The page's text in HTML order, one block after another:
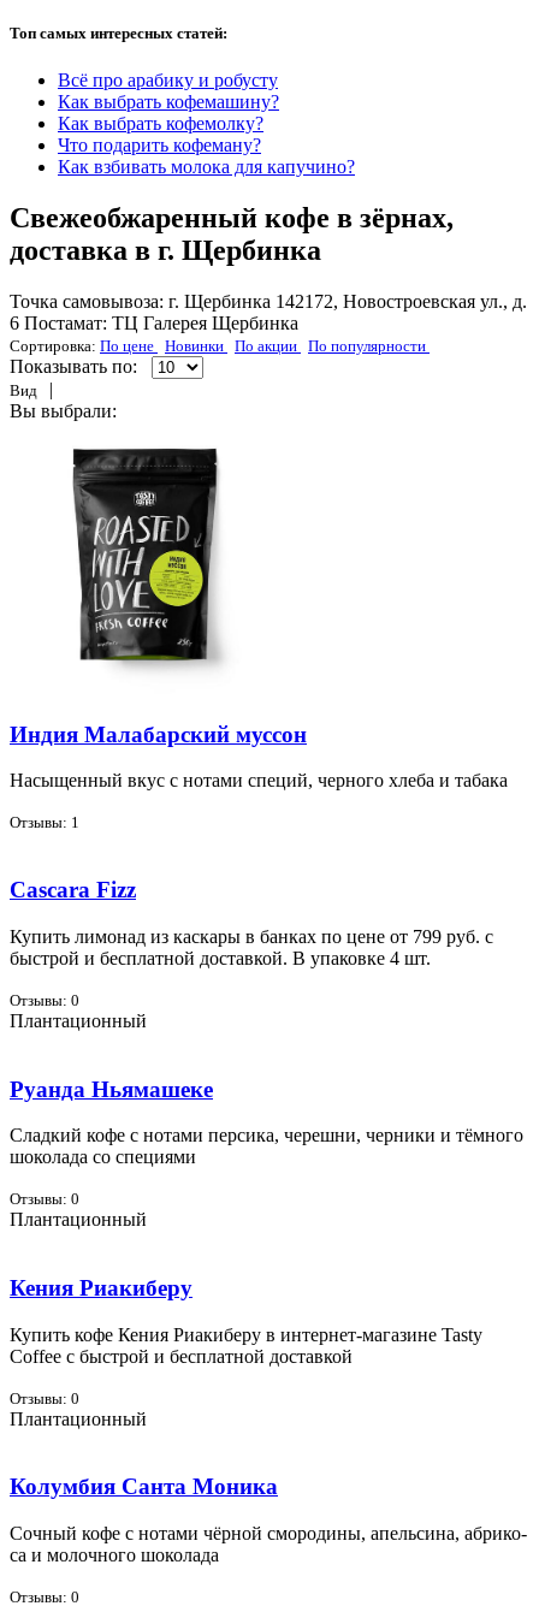
Топ самых интересных статей:
Всё про арабику и робусту
Как выбрать кофемашину?
Как выбрать кофемолку?
Что подарить кофеману?
Как взбивать молока для капучино?
Свежеобжаренный кофе в зёрнах,
доставка в г. Щербинка
Точка самовывоза: г. Щербинка 142172, Новостроевская ул., д.
6 Постамат: ТЦ Галерея Щербинка
Сортировка: По цене Новинки По акции По популярности
Показывать по:
Вид
|
Вы выбрали:
Индия Малабарский муссон
На­сы­щен­ный вкус с но­та­ми спе­ций, чер­но­го хле­ба и та­ба­ка
Отзывы: 1
Cascara Fizz
Ку­пить ли­мо­над из кас­ка­ры в бан­ках по цене от 799 руб. с
быст­рой и бес­плат­ной до­став­кой. В упа­ков­ке 4 шт.
Отзывы: 0
Плантационный
Руанда Ньямашеке
Слад­кий ко­фе с но­та­ми пер­си­ка, че­реш­ни, чер­ни­ки и тём­но­го
шо­ко­ла­да со спе­ци­я­ми
Отзывы: 0
Плантационный
Кения Риакиберу
Ку­пить ко­фе Ке­ния Ри­а­ки­бе­ру в ин­тернет-ма­га­зине Tasty
Coffee с быст­рой и бес­плат­ной до­став­кой
Отзывы: 0
Плантационный
Колумбия Санта Моника
Соч­ный ко­фе с но­та­ми чёр­ной смо­ро­ди­ны, апель­си­на, аб­ри­ко­
са и мо­лоч­но­го шо­ко­ла­да
Отзывы: 0